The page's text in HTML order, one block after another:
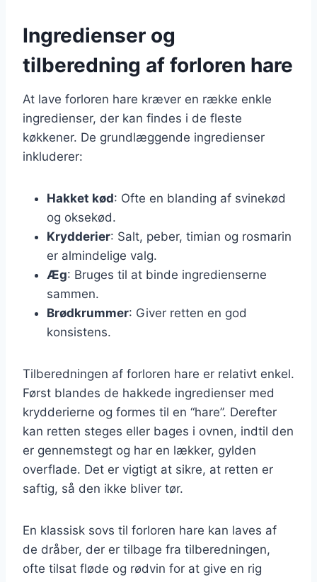
Ingredienser og
tilberedning af forloren hare
At lave forloren hare kræver en række enkle
ingredienser, der kan findes i de fleste
køkkener. De grundlæggende ingredienser
inkluderer:
Hakket kød: Ofte en blanding af svinekød
og oksekød.
Krydderier: Salt, peber, timian og rosmarin
er almindelige valg.
Æg: Bruges til at binde ingredienserne
sammen.
Brødkrummer: Giver retten en god
konsistens.
Tilberedningen af forloren hare er relativt enkel.
Først blandes de hakkede ingredienser med
krydderierne og formes til en “hare”. Derefter
kan retten steges eller bages i ovnen, indtil den
er gennemstegt og har en lækker, gylden
overflade. Det er vigtigt at sikre, at retten er
saftig, så den ikke bliver tør.
En klassisk sovs til forloren hare kan laves af
de dråber, der er tilbage fra tilberedningen,
ofte tilsat fløde og rødvin for at give en rig